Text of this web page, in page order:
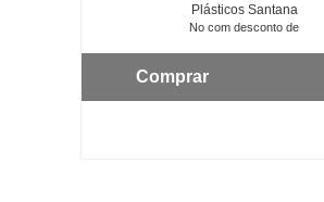
Plásticos Santana
No com desconto de
Comprar